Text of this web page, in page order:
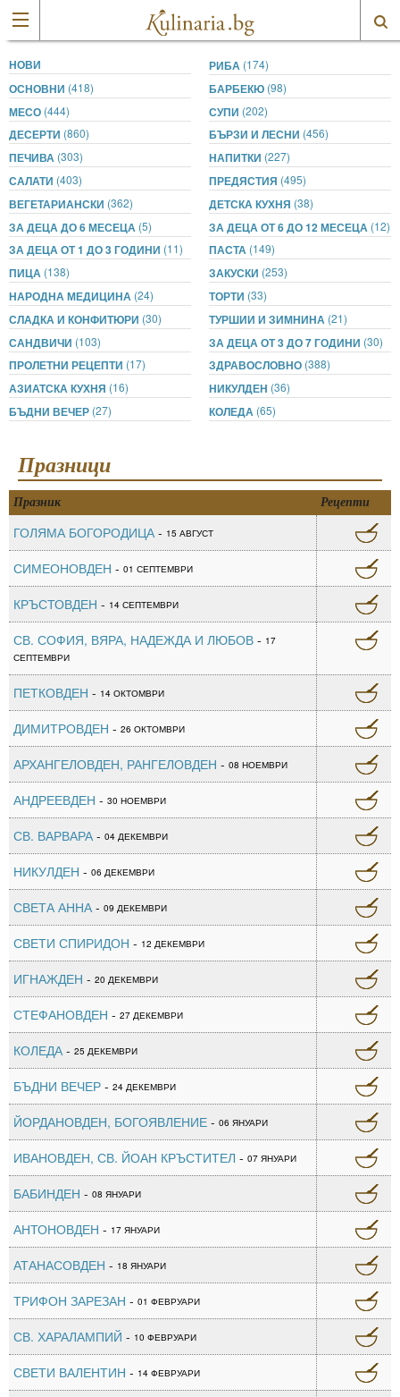
НОВИ РИБА (174)
ОСНОВНИ (418) БАРБЕКЮ (98)
МЕСО (444) СУПИ (202)
ДЕСЕРТИ (860) БЪРЗИ И ЛЕСНИ (456)
ПЕЧИВА (303) НАПИТКИ (227)
САЛАТИ (403) ПРЕДЯСТИЯ (495)
ВЕГЕТАРИАНСКИ (362) ДЕТСКА КУХНЯ (38)
ЗА ДЕЦА ДО 6 МЕСЕЦА (5) ЗА ДЕЦА ОТ 6 ДО 12 МЕСЕЦА (12)
ЗА ДЕЦА ОТ 1 ДО 3 ГОДИНИ (11) ПАСТА (149)
ПИЦА (138) ЗАКУСКИ (253)
НАРОДНА МЕДИЦИНА (24) ТОРТИ (33)
СЛАДКА И КОНФИТЮРИ (30) ТУРШИИ И ЗИМНИНА (21)
САНДВИЧИ (103) ЗА ДЕЦА ОТ 3 ДО 7 ГОДИНИ (30)
ПРОЛЕТНИ РЕЦЕПТИ (17) ЗДРАВОСЛОВНО (388)
АЗИАТСКА КУХНЯ (16) НИКУЛДЕН (36)
БЪДНИ ВЕЧЕР (27) КОЛЕДА (65)
Празници
Празник Рецепти
ГОЛЯМА БОГОРОДИЦА - 15 АВГУСТ
СИМЕОНОВДЕН - 01 СЕПТЕМВРИ
КРЪСТОВДЕН - 14 СЕПТЕМВРИ
СВ. СОФИЯ, ВЯРА, НАДЕЖДА И ЛЮБОВ - 17
СЕПТЕМВРИ
ПЕТКОВДЕН - 14 ОКТОМВРИ
ДИМИТРОВДЕН - 26 ОКТОМВРИ
АРХАНГЕЛОВДЕН, РАНГЕЛОВДЕН - 08 НОЕМВРИ
АНДРЕЕВДЕН - 30 НОЕМВРИ
СВ. ВАРВАРА - 04 ДЕКЕМВРИ
НИКУЛДЕН - 06 ДЕКЕМВРИ
СВЕТА АННА - 09 ДЕКЕМВРИ
СВЕТИ СПИРИДОН - 12 ДЕКЕМВРИ
ИГНАЖДЕН - 20 ДЕКЕМВРИ
СТЕФАНОВДЕН - 27 ДЕКЕМВРИ
КОЛЕДА - 25 ДЕКЕМВРИ
БЪДНИ ВЕЧЕР - 24 ДЕКЕМВРИ
ЙОРДАНОВДЕН, БОГОЯВЛЕНИЕ - 06 ЯНУАРИ
ИВАНОВДЕН, СВ. ЙОАН КРЪСТИТЕЛ - 07 ЯНУАРИ
БАБИНДЕН - 08 ЯНУАРИ
АНТОНОВДЕН - 17 ЯНУАРИ
АТАНАСОВДЕН - 18 ЯНУАРИ
ТРИФОН ЗАРЕЗАН - 01 ФЕВРУАРИ
СВ. ХАРАЛАМПИЙ - 10 ФЕВРУАРИ
СВЕТИ ВАЛЕНТИН - 14 ФЕВРУАРИ